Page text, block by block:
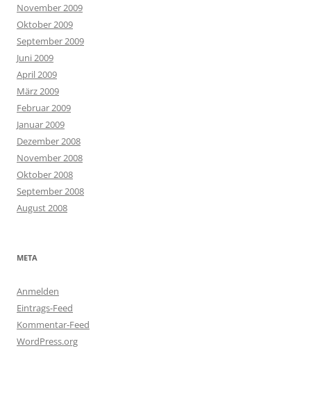
November 2009
Oktober 2009
September 2009
Juni 2009
April 2009
März 2009
Februar 2009
Januar 2009
Dezember 2008
November 2008
Oktober 2008
September 2008
August 2008
META
Anmelden
Eintrags-Feed
Kommentar-Feed
WordPress.org